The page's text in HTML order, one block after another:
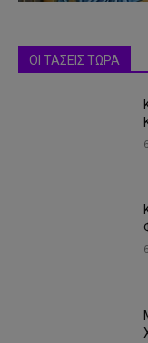
ΟΙ ΤΑΣΕΙΣ ΤΩΡΑ